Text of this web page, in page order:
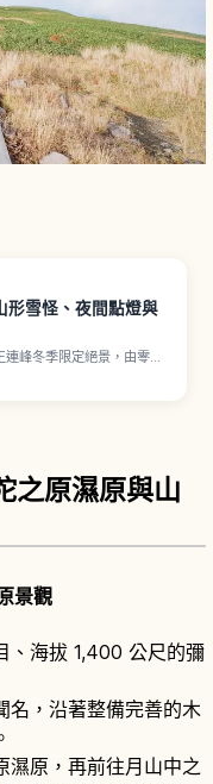
形雪怪、夜間點燈與
峰冬季限定絕景，由零下
青森冷杉林帶三項條件，
之原濕原與山
景觀
、海拔 1,400 公尺的彌
名，沿著整備完善的木
濕原，再前往月山中之